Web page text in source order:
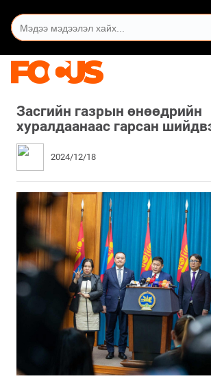
Засгийн газрын өнөөдрийн
хуралдаанаас гарсан
2024/12/18